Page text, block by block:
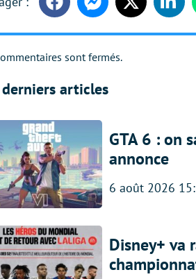
FacebookMessengerTwitter
sont fermés.
derniers articles
GTA 6 : on
annonce
6 août 2026
Disney+ va